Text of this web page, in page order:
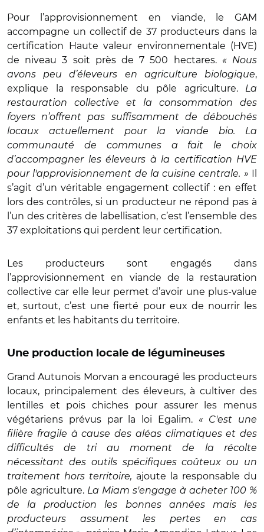
Pour l’approvisionnement en viande, le GAM
accompagne un collectif de 37 producteurs dans la
certification Haute valeur environnementale (HVE)
de niveau 3 soit près de 7 500 hectares. « Nous
avons peu d’éleveurs en agriculture biologique,
explique la responsable du pôle agriculture. La
restauration collective et la consommation des
foyers n’offrent pas suffisamment de débouchés
locaux actuellement pour la viande bio. La
communauté de communes a fait le choix
d’accompagner les éleveurs à la certification HVE
pour l'approvisionnement de la cuisine centrale. » Il
s’agit d’un véritable engagement collectif : en effet
lors des contrôles, si un producteur ne répond pas à
l’un des critères de labellisation, c’est l’ensemble des
37 exploitations qui perdent leur certification.
Les producteurs sont engagés dans
l’approvisionnement en viande de la restauration
collective car elle leur permet d’avoir une plus-value
et, surtout, c’est une fierté pour eux de nourrir les
enfants et les habitants du territoire.
Une production locale de légumineuses
Grand Autunois Morvan a encouragé les producteurs
locaux, principalement des éleveurs, à cultiver des
lentilles et pois chiches pour assurer les menus
végétariens prévus par la loi Egalim. « C'est une
filière fragile à cause des aléas climatiques et des
difficultés de tri au moment de la récolte
nécessitant des outils spécifiques coûteux ou un
traitement hors territoire, ajoute la responsable du
pôle agriculture. La Miam s'engage à acheter 100 %
de la production les bonnes années mais les
producteurs assument les pertes en cas